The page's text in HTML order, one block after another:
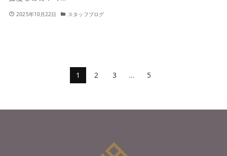
2025年10月22日 スタッフブログ
1 2 3 … 5